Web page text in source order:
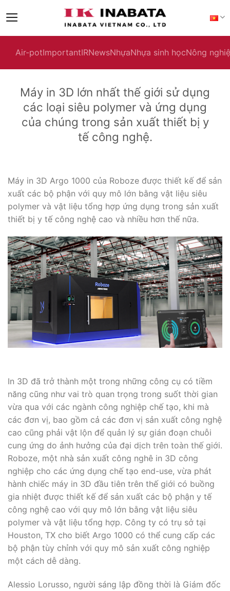
to
Air-potImportantIRNewsNhựaNhựa sinh họcNông
Máy in 3D lớn nhất thế giới sử dụng
các loại siêu polymer và ứng dụng
của chúng trong sản xuất thiết bị y
tế công nghệ.
Máy in 3D Argo 1000 của Roboze được thiết kế để sản
xuất các bộ phận với quy mô lớn bằng vật liệu siêu
polymer và vật liệu tổng hợp ứng dụng trong sản xuất
thiết bị y tế công nghệ cao và nhiều hơn thế nữa.
In 3D đã trở thành một trong những công cụ có tiềm
năng cũng như vai trò quan trọng trong suốt thời gian
vừa qua với các ngành công nghiệp chế tạo, khi mà
các đơn vị, bao gồm cả các đơn vị sản xuất công nghệ
cao cũng phải vật lộn để quản lý sự gián đoạn chuỗi
cung ứng do ảnh hưởng của đại dịch trên toàn thế giới.
Roboze, một nhà sản xuất công nghê in 3D công
nghiệp cho các ứng dụng chế tạo end-use, vừa phát
hành chiếc máy in 3D đầu tiên trên thế giới có buồng
gia nhiệt được thiết kế để sản xuất các bộ phận y tế
công nghệ cao với quy mô lớn bằng vật liệu siêu
polymer và vật liệu tổng hợp. Công ty có trụ sở tại
Houston, TX cho biết Argo 1000 có thể cung cấp các
bộ phận tùy chỉnh với quy mô sản xuất công nghiệp
một cách dễ dàng.
Alessio Lorusso, người sáng lập đồng thời là Giám đốc